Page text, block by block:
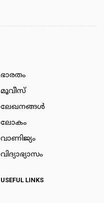
ഭാരതം
മൂവീസ്
ലേഖനങ്ങള്‍
ലോകം
വാണിജ്യം
വിദ്യാഭ്യാസം
USEFUL LINKS